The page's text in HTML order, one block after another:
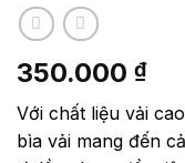
350.000 ₫
Với chất liệu vải
bìa vải mang đến